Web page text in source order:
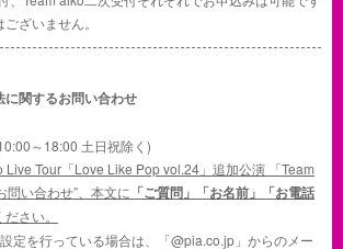
ざいません。
関するお問い合わせ
～18:00 土日祝除く)
Live Tour「Love Like Pop vol.24」追加公演 「Team
い合わせ”、本文に 「ご質問」「お名前」「お電話
さい。
定を行っている場合は、「@pia.co.jp」からのメー